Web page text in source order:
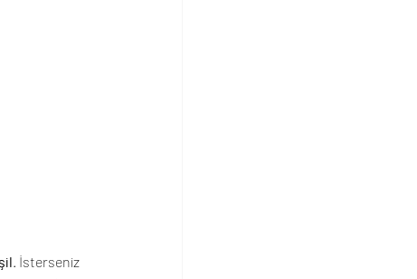
. İsterseniz